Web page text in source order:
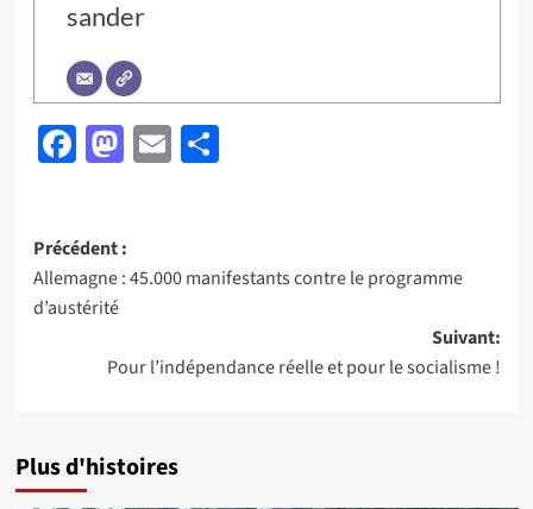
sander
Facebook
Mastodon
EmailPartager
Navigation
d’article
Précédent :
Allemagne : 45.000 manifestants contre le programme
d’austérité
Suivant:
Pour l’indépendance réelle et pour le socialisme !
Plus d'histoires